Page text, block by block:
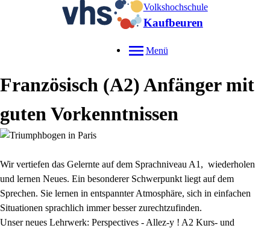
Volkshochschule
Kaufbeuren
Menü
Französisch (A2) Anfänger mit
guten Vorkenntnissen
Wir vertiefen das Gelernte auf dem Sprachniveau A1, wiederholen
und lernen Neues. Ein besonderer Schwerpunkt liegt auf dem
Sprechen. Sie lernen in entspannter Atmosphäre, sich in einfachen
Situationen sprachlich immer besser zurechtzufinden.
Unser neues Lehrwerk: Perspectives - Allez-y ! A2 Kurs- und